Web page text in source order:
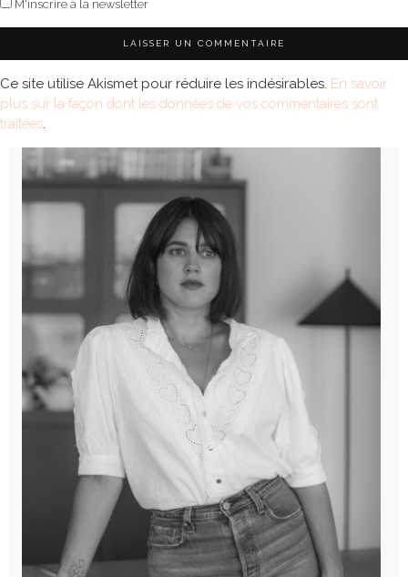
M'inscrire à la newsletter
Ce site utilise Akismet pour réduire les indésirables. En savoir
plus sur la façon dont les données de vos commentaires sont
traitées.